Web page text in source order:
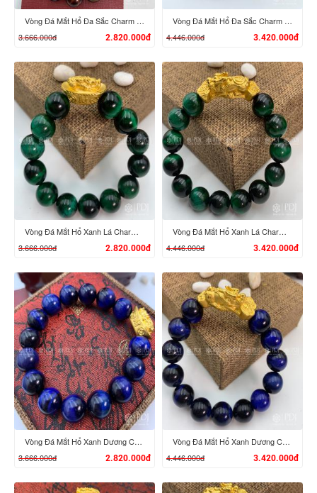
XEM CHI TIẾT
Vòng Đá Mắt Hổ Đa Sắc Charm Tỳ Hưu Cưỡi Đĩnh Vàng 24K
3.666.000đ
2.820.000đ
XEM CHI TIẾT
Vòng Đá Mắt Hổ Đa Sắc Charm Tỳ Hưu Cưỡi Gậy Như Ý Vàng 24K
4.446.000đ
3.420.000đ
XEM CHI TIẾT
Vòng Đá Mắt Hổ Xanh Lá Charm Tỳ Hưu Cưỡi Đĩnh Vàng 24K
3.666.000đ
2.820.000đ
XEM CHI TIẾT
Vòng Đá Mắt Hổ Xanh Lá Charm Tỳ Hưu Cưỡi Gậy Như Ý Vàng 24K
4.446.000đ
3.420.000đ
Vòng Đá Mắt Hổ Xanh Dương Charm Tỳ Hưu Cưỡi Đĩnh Vàng 24K
3.666.000đ
2.820.000đ
Vòng Đá Mắt Hổ Xanh Dương Charm Tỳ Hưu Cưỡi Gậy Như Ý Vàng 24K
4.446.000đ
3.420.000đ